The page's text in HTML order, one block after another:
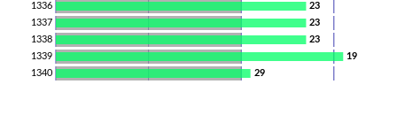
23
1336
23
1337
23
1338
19
1339
29
1340